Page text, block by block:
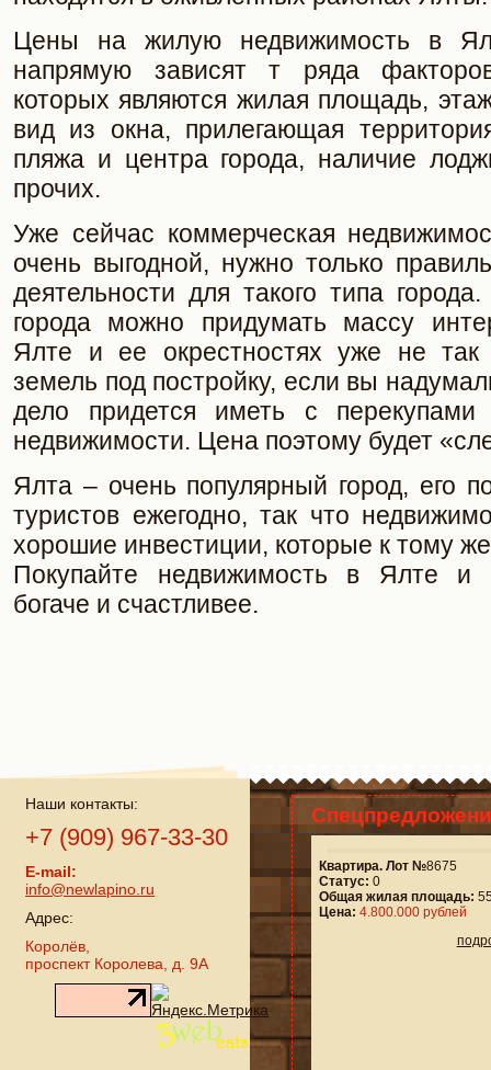
Цены на жилую недвижимость в
напрямую зависят т ряда
которых являются жилая площадь,
вид из окна, прилегающая
пляжа и центра города, наличие
прочих.
Уже сейчас коммерческая
очень выгодной, нужно только
деятельности для такого типа
города можно придумать массу
Ялте и ее окрестностях уже не так
земель под постройку, если вы
дело придется иметь с
недвижимости. Цена поэтому будет
Ялта – очень популярный город, его
туристов ежегодно, так что
хорошие инвестиции, которые к тому
Покупайте недвижимость в Ялте и
богаче и счастливее.
Наши контакты:
+7 (909) 967-33-30
E-mail:
info@newlapino.ru
Адрес:
Королёв,
проспект Королева, д. 9А
Квартира. Лот №8675
Статус: 0
Общая жилая площадь:
Цена: 4.800.000 рублей